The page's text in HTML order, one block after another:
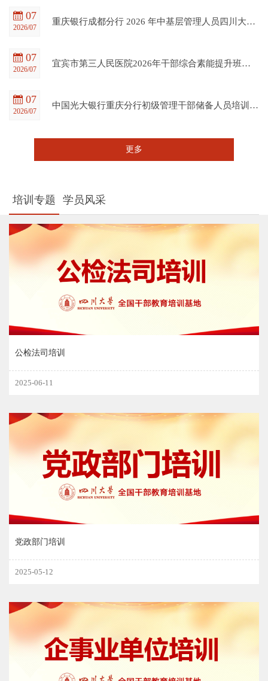
07
2026/07
重庆银行成都分行 2026 年中基层管理人员四川大学培训项目（第一期）在四川大学全国干部教育培训基地顺利开班
07
2026/07
宜宾市第三人民医院2026年干部综合素能提升班在四川大学全国干部教育培训基地顺利开班
07
2026/07
中国光大银行重庆分行初级管理干部储备人员培训班在四川大学全国干部教育培训基地顺利开班
更多
培训专题 学员风采
公检法司培训
2025-06-11
党政部门培训
2025-05-12